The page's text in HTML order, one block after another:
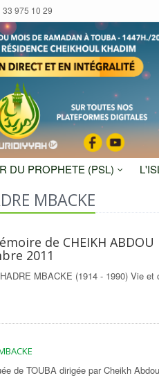
33 975 10 29
DU PROPHETE (PSL)
MBACKE
de CHEIKH ABDOU
2011
MBACKE (1914 - 1990) Vie et
de TOUBA dirigée par Cheikh